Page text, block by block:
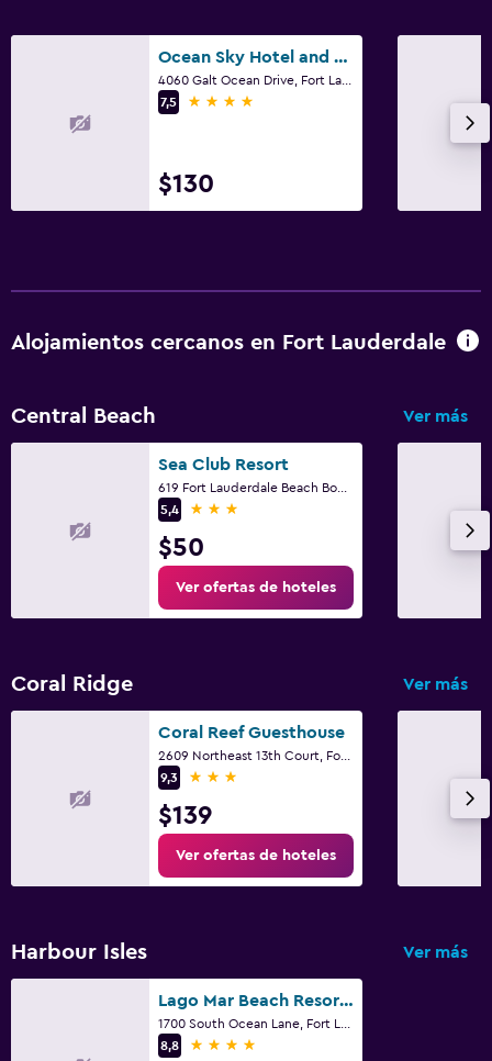
Ocean Sky Hotel and Resort
7,5
4 estrellas
$130
Alojamientos cercanos en Fort Lauderdale
Central Beach Ver más
Sea Club Resort
5,4
3 estrellas
$50
Ver ofertas de hoteles
Coral Ridge Ver más
Coral Reef Guesthouse
9,3
3 estrellas
$139
Ver ofertas de hoteles
Harbour Isles Ver más
Lago Mar Beach Resort And Club
8,8
4 estrellas